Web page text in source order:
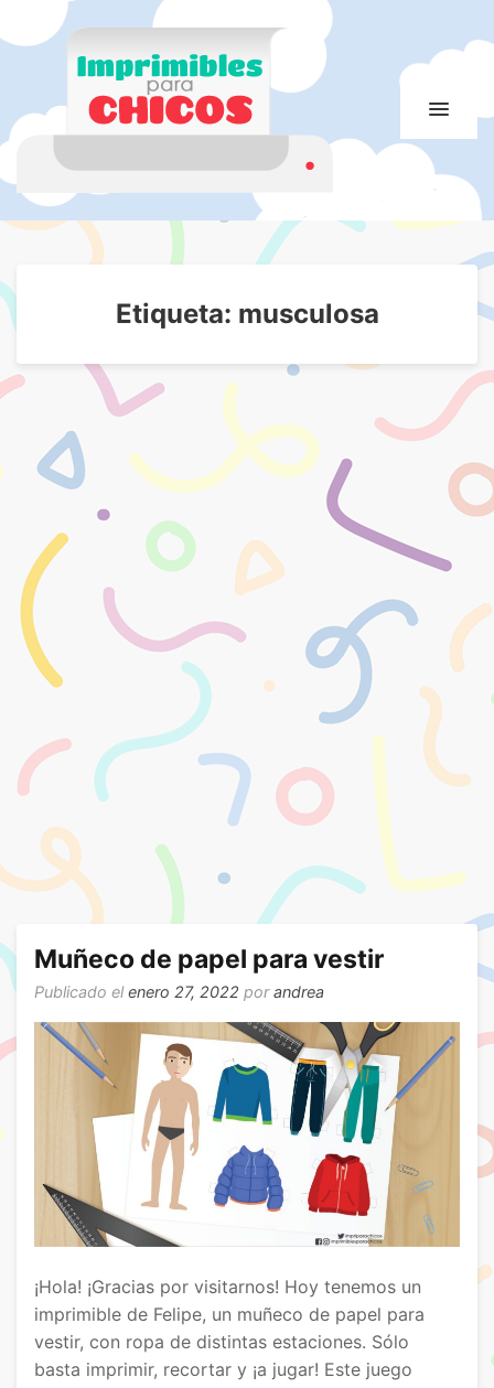
Imprimibles para
chicos
Imprimibles para chicos. Juegos. Imágenes educativas
Etiqueta: musculosa
Muñeco de papel para vestir
Publicado elenero 27, 2022 porandrea
¡Hola! ¡Gracias por visitarnos! Hoy tenemos un
imprimible de Felipe, un muñeco de papel para
vestir, con ropa de distintas estaciones. Sólo
basta imprimir, recortar y ¡a jugar! Este juego